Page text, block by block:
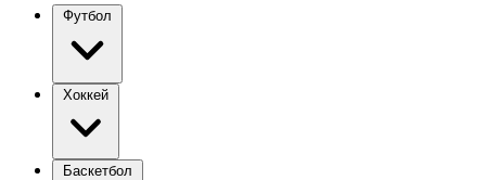
Футбол
Хоккей
Баскетбол